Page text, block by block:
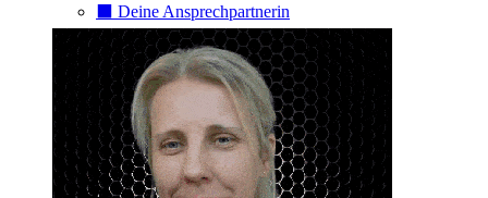
⬛️ Deine Ansprechpartnerin